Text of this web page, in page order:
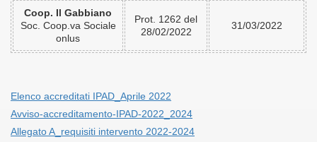
Coop. Il Gabbiano
Soc. Coop.va Sociale
onlus
Prot. 1262 del
28/02/2022
31/03/2022
Elenco accreditati IPAD_Aprile 2022
Avviso-accreditamento-IPAD-2022_2024
Allegato A_requisiti intervento 2022-2024